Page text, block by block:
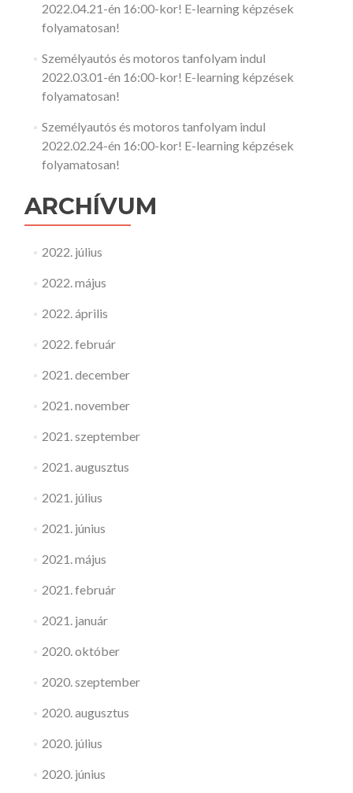
2022.04.21-én 16:00-kor! E-learning képzések
folyamatosan!
Személyautós és motoros tanfolyam indul
2022.03.01-én 16:00-kor! E-learning képzések
folyamatosan!
Személyautós és motoros tanfolyam indul
2022.02.24-én 16:00-kor! E-learning képzések
folyamatosan!
ARCHÍVUM
2022. július
2022. május
2022. április
2022. február
2021. december
2021. november
2021. szeptember
2021. augusztus
2021. július
2021. június
2021. május
2021. február
2021. január
2020. október
2020. szeptember
2020. augusztus
2020. július
2020. június